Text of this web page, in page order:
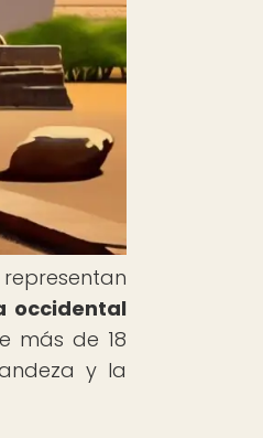
occidental
más de 18
y la